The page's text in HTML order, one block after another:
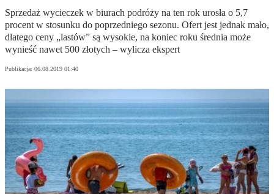
Sprzedaż wycieczek w biurach podróży na ten rok urosła o 5,7
procent w stosunku do poprzedniego sezonu. Ofert jest jednak mało,
dlatego ceny „lastów” są wysokie, na koniec roku średnia może
wynieść nawet 500 złotych – wylicza ekspert
Publikacja: 06.08.2019 01:40